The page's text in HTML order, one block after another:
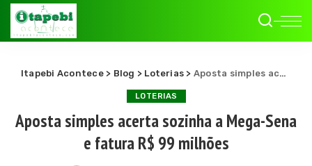
Itapebi Acontece> Blog > Loterias > Aposta simples acerta sozinha a Mega-Sena e fatura R$ 99 milhões
LOTERIAS
Aposta simples acerta sozinha a Mega-Sena
e fatura R$ 99 milhões